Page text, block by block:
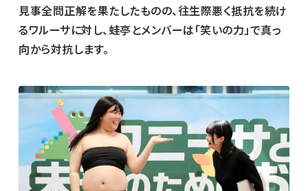
見事全問正解を果たしたものの、往生際悪く抵抗を続け
るワルーサに対し、蛙亭とメンバーは「笑いの力」で真っ
向から対抗します。